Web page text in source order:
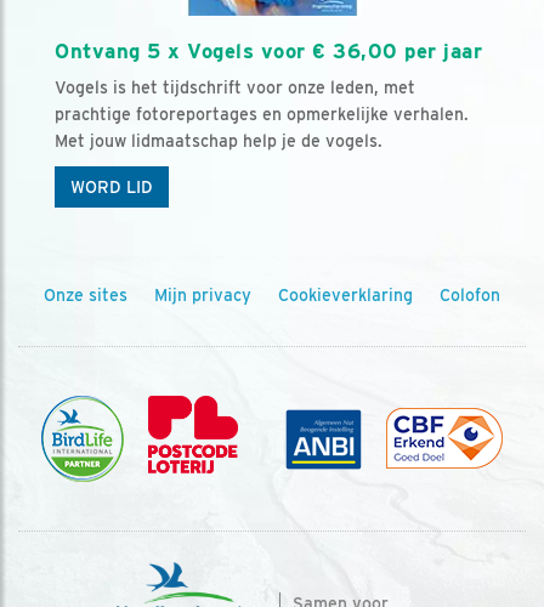
Ontvang 5 x Vogels voor € 36,00 per jaar
Vogels is het tijdschrift voor onze leden, met
prachtige fotoreportages en opmerkelijke verhalen.
Met jouw lidmaatschap help je de vogels.
WORD LID
Onze sites Mijn privacy Cookieverklaring Colofon